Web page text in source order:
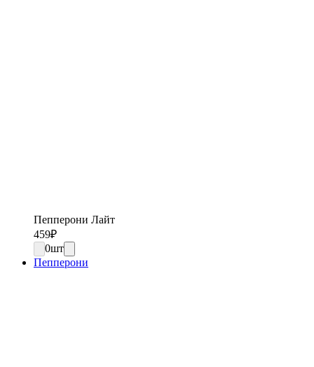
Пепперони Лайт
459₽
0шт
Пепперони